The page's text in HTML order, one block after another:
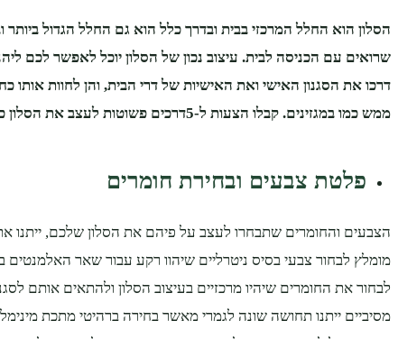
הסלון הוא החלל המרכזי בבית ובדרך כלל הוא גם החלל הגדול ביותר
שרואים עם הכניסה לבית. עיצוב נכון של הסלון יוכל לאפשר לכם
דרכו את הסגנון האישי ואת האישיות של דרי הבית, והן לחוות אותו
ממש כמו במגזינים. קבלו הצעות ל-5דרכים פשוטות לעצב את הסלון כמו במגזין
פלטת צבעים ובחירת חומרים
הצבעים והחומרים שתבחרו לעצב על פיהם את הסלון שלכם, ייתנו את
מומלץ לבחור צבעי בסיס ניטרליים שיהוו רקע עבור שאר האלמנטים
לבחור את החומרים שיהיו מרכזיים בעיצוב הסלון ולהתאים אותם
מסיביים ייתנו תחושה שונה לגמרי מאשר בחירה ברהיטי מתכת